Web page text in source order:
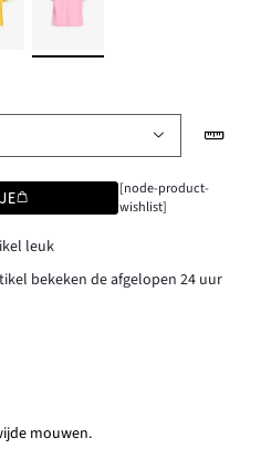
[node-product-
wishlist]
leuk
bekeken de afgelopen 24 uur
mouwen.